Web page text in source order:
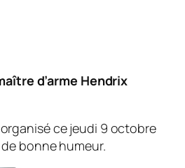
d’arme Hendrix
ce jeudi 9 octobre
bonne humeur.